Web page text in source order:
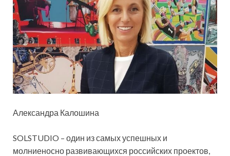
Александра Калошина
SOLSTUDIO – один из самых успешных и
молниеносно развивающихся российских проектов,